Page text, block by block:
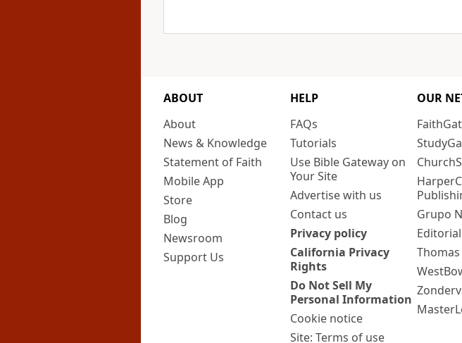
ABOUT
About
News & Knowledge
Statement of Faith
Mobile App
Store
Blog
Newsroom
Support Us
HELP
FAQs
Tutorials
Use Bible Gateway on
Your Site
Advertise with us
Contact us
Privacy policy
California Privacy
Rights
Do Not Sell My
Personal Information
Cookie notice
Site: Terms of use
OUR
Grupo